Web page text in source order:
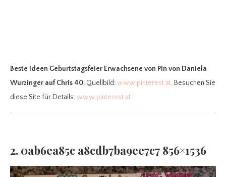
Beste Ideen Geburtstagsfeier Erwachsene von Pin von Daniela
Wurzinger auf Chris 40. Quellbild:www.pinterest.at. Besuchen Sie
diese Site für Details:www.pinterest.at
2. 0ab6ea85c a8cdb7ba9ee7c7 856×1536